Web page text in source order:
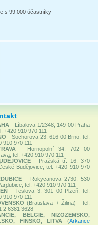
s 99.000 účastníky
- Líbalova 1/2348, 149 00 Praha
+420 910 970 111
- Sochorova 23, 616 00 Brno, tel:
910 970 111
- Hornopolní 34, 702 00
tel: +420 910 970 111
- Pražská tř. 16, 370
Budějovice, tel: +420 910 970
- Rokycanova 2730, 530
tel: +420 910 970 111
- Teslova 3, 301 00 Plzeň, tel:
910 970 111
(Bratislava + Žilina) - tel.
2 6381 3628
BELGIE, NIZOZEMSKO,
FINSKO, LITVA
(Arkance